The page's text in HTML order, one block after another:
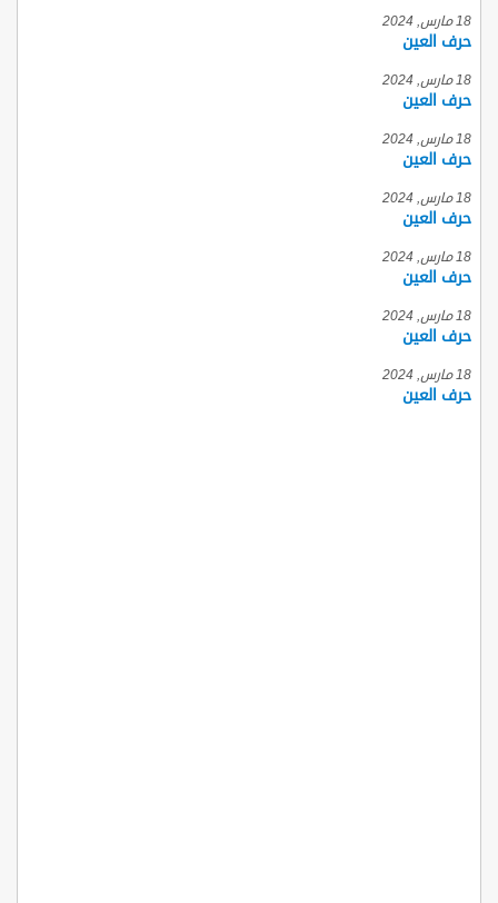
18 مارس, 2024
حرف العين
18 مارس, 2024
حرف العين
18 مارس, 2024
حرف العين
18 مارس, 2024
حرف العين
18 مارس, 2024
حرف العين
18 مارس, 2024
حرف العين
18 مارس, 2024
حرف العين